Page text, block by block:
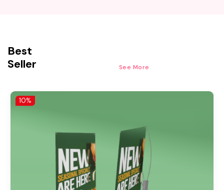
Best
Seller
See More
10%